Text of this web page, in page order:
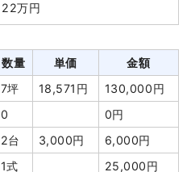
224m²
1,000
円
224,000円
170m²
2,500
円
425,000円
50,000円
1式
60,000円
1式 30,000円
66坪
378m² 700円
264,600円
5m³
35,000
円
175,000円
18m³
18,000
円
324,000円
1式 133,000円
22万円
数量 単価
金額
7坪 18,571円
130,000円
0
0円
2台 3,000円
6,000円
1式 25,000円